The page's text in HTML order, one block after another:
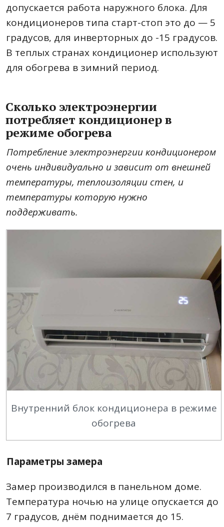
допускается работа наружного блока. Для
кондиционеров типа старт-стоп это до — 5
градусов, для инверторных до -15 градусов.
В теплых странах кондиционер используют
для обогрева в зимний период.
Сколько электроэнергии
потребляет кондиционер в
режиме обогрева
Потребление электроэнергии кондиционером
очень индивидуально и зависит от внешней
температуры, теплоизоляции стен, и
температуры которую нужно
поддерживать.
Внутренний блок кондиционера в режиме
обогрева
Параметры замера
Замер производился в панельном доме.
Температура ночью на улице опускается до
7 градусов, днём поднимается до 15.